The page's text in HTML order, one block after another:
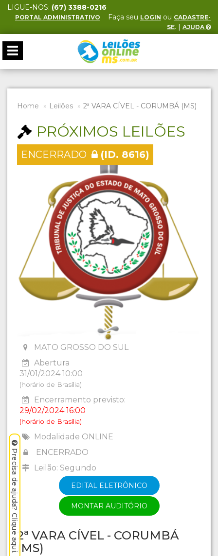
LIGUE-NOS: (67) 3388-0216
PORTAL ADMINISTRATIVO Faça seu LOGIN ou CADASTRE-
SE. | AJUDA
Toggle
navigation
Home Leilões 2ª VARA CÍVEL - CORUMBÁ (MS)
PRÓXIMOS LEILÕES
ENCERRADO (ID. 8616)
MATO GROSSO DO SUL
Abertura
31/01/2024 10:00
(horário de Brasília)
Encerramento previsto:
29/02/2024 16:00
(horário de Brasília)
Modalidade ONLINE
ENCERRADO
Leilão: Segundo
EDITAL ELETRÔNICO
MONTAR AUDITÓRIO
2ª VARA CÍVEL - CORUMBÁ
(MS)
Precisa de ajuda? Clique aqui.